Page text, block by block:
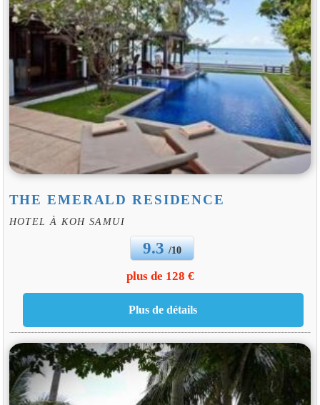
THE EMERALD RESIDENCE
HOTEL À KOH SAMUI
9.3/10
plus de 128 €